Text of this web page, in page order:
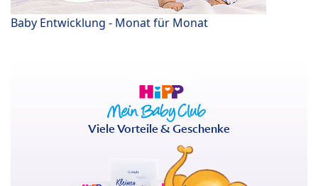
Baby Entwicklung - Monat für Monat
Viele Vorteile & Geschenke